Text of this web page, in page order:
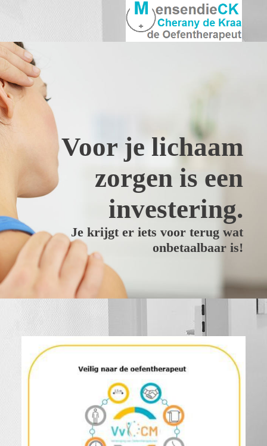
Voor je lichaam
zorgen is een
investering.
Je krijgt er iets voor terug wat
onbetaalbaar is!